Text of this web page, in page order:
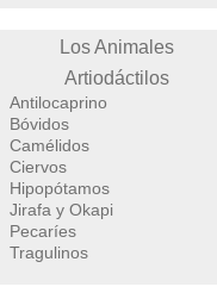
Los Animales
Artiodáctilos
Antilocaprino
Bóvidos
Camélidos
Ciervos
Hipopótamos
Jirafa y Okapi
Pecaríes
Tragulinos